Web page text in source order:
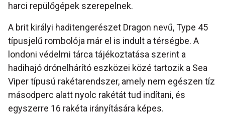
harci repülőgépek szerepelnek.
A brit királyi haditengerészet Dragon nevű, Type 45
típusjelű rombolója már el is indult a térségbe. A
londoni védelmi tárca tájékoztatása szerint a
hadihajó drónelhárító eszközei közé tartozik a Sea
Viper típusú rakétarendszer, amely nem egészen tíz
másodperc alatt nyolc rakétát tud indítani, és
egyszerre 16 rakéta irányítására képes.